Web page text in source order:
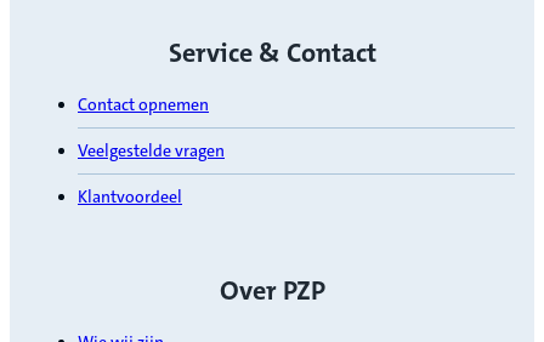
Service & Contact
Contact opnemen
Veelgestelde vragen
Klantvoordeel
Over PZP